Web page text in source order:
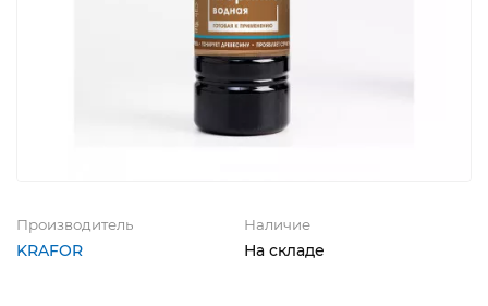
Производитель
KRAFOR
Наличие
На складе